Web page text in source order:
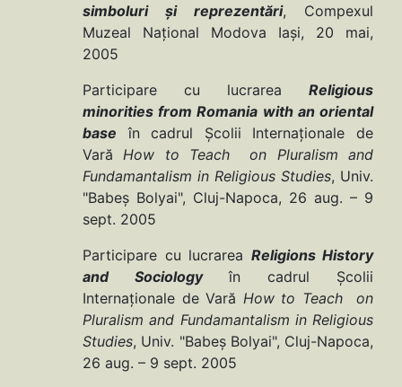
simboluri şi reprezentări, Compexul
Muzeal Naţional Modova Iaşi, 20 mai,
2005
Participare cu lucrarea Religious
minorities from Romania with an oriental
base în cadrul Şcolii Internaţionale de
VarăHow to Teach on Pluralism and
Fundamantalism in Religious Studies, Univ.
"Babeş Bolyai", Cluj-Napoca, 26 aug. – 9
sept. 2005
Participare cu lucrarea Religions History
and Sociologyîn cadrul Şcolii
Internaţionale de Vară How to Teach on
Pluralism and Fundamantalism in Religious
Studies, Univ. "Babeş Bolyai", Cluj-Napoca,
26 aug. – 9 sept. 2005